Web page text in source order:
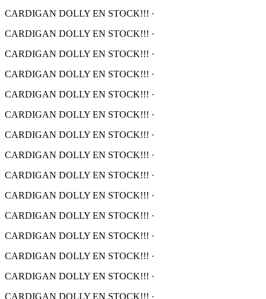
CARDIGAN DOLLY EN STOCK!!! ·
CARDIGAN DOLLY EN STOCK!!! ·
CARDIGAN DOLLY EN STOCK!!! ·
CARDIGAN DOLLY EN STOCK!!! ·
CARDIGAN DOLLY EN STOCK!!! ·
CARDIGAN DOLLY EN STOCK!!! ·
CARDIGAN DOLLY EN STOCK!!! ·
CARDIGAN DOLLY EN STOCK!!! ·
CARDIGAN DOLLY EN STOCK!!! ·
CARDIGAN DOLLY EN STOCK!!! ·
CARDIGAN DOLLY EN STOCK!!! ·
CARDIGAN DOLLY EN STOCK!!! ·
CARDIGAN DOLLY EN STOCK!!! ·
CARDIGAN DOLLY EN STOCK!!! ·
CARDIGAN DOLLY EN STOCK!!! ·